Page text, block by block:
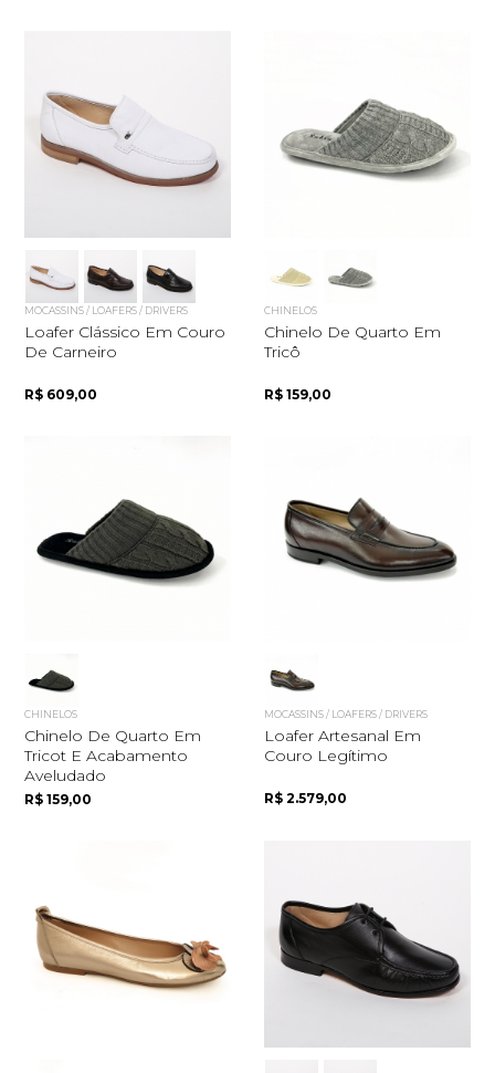
MOCASSINS / LOAFERS / DRIVERS
Loafer Clássico Em Couro
De Carneiro
R$ 609,00
CHINELOS
Chinelo De Quarto Em
Tricô
R$ 159,00
CHINELOS
Chinelo De Quarto Em
Tricot E Acabamento
Aveludado
R$ 159,00
MOCASSINS / LOAFERS / DRIVERS
Loafer Artesanal Em
Couro Legítimo
R$ 2.579,00